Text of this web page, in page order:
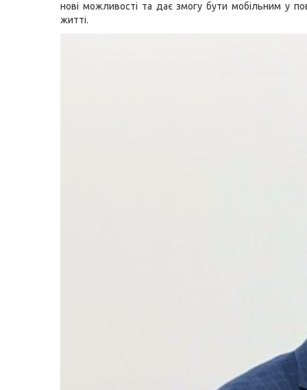
нові можливості та дає змогу бути мобільним у
житті.